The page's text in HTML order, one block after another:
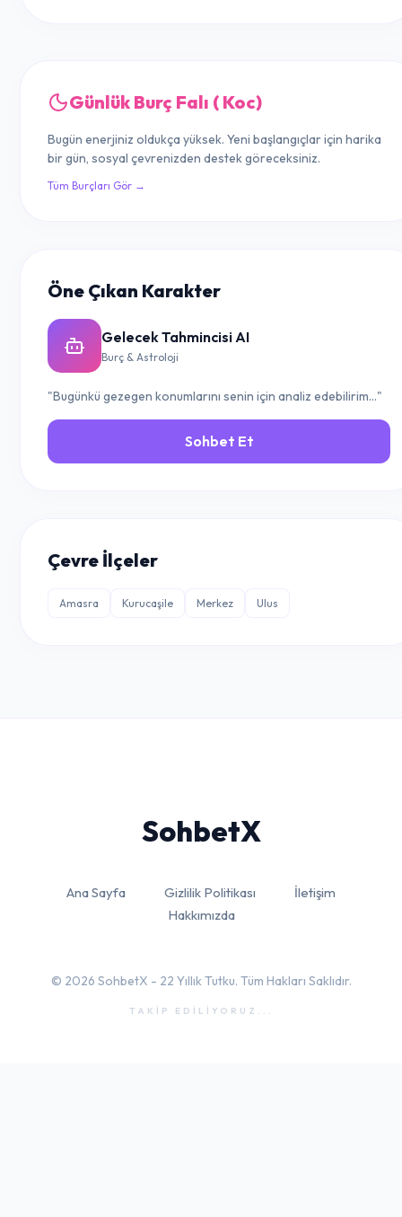
Günlük Burç Falı ( Koc)
Bugün enerjiniz oldukça yüksek. Yeni başlangıçlar için harika
bir gün, sosyal çevrenizden destek göreceksiniz.
Tüm Burçları Gör →
Öne Çıkan Karakter
Gelecek Tahmincisi AI
Burç & Astroloji
"Bugünkü gezegen konumlarını senin için analiz edebilirim..."
Sohbet Et
Çevre İlçeler
Amasra Kurucaşile Merkez Ulus
SohbetX
Ana Sayfa Gizlilik Politikası
İletişim
Hakkımızda
© 2026 SohbetX - 22 Yıllık Tutku. Tüm Hakları Saklıdır.
TAKİP EDİLİYORUZ...